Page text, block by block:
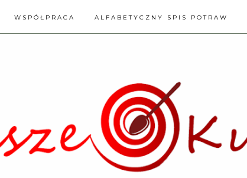
WSPÓŁPRACA ALFABETYCZNY SPIS POTRAW